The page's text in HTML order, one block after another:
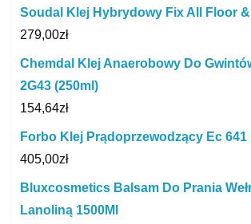
Soudal Klej Hybrydowy Fix All Floor &
279,00zł
Chemdal Klej Anaerobowy Do
2G43 (250ml)
154,64zł
Forbo Klej Prądoprzewodzący Ec 641
405,00zł
Bluxcosmetics Balsam Do Prania
Lanoliną 1500Ml